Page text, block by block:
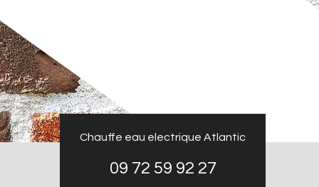
Chauffe eau electrique Atlantic
09 72 59 92 27